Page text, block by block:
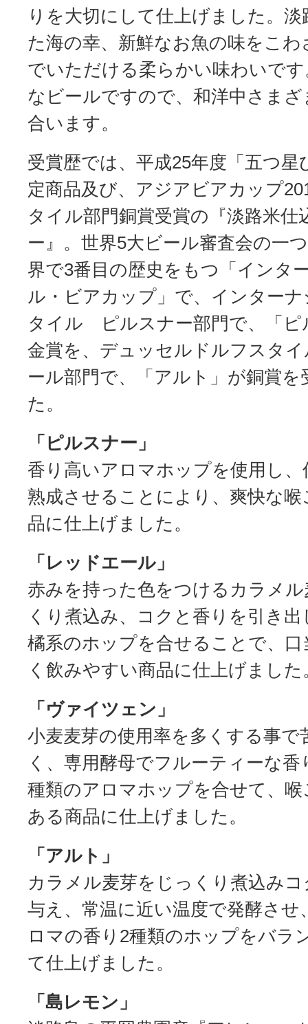
りを大切にして仕上げました。
た海の幸、新鮮なお魚の味をこわ
でいただける柔らかい味わいで
なビールですので、和洋中さま
合います。
受賞歴では、平成25年度「五つ星
定商品及び、アジアビアカップ
タイル部門銅賞受賞の『淡路米仕
ー』。世界5大ビール審査会の一
界で3番目の歴史をもつ「インタ
ル・ビアカップ」で、インター
タイル ピルスナー部門で、「ピ
金賞を、デュッセルドルフスタ
ール部門で、「アルト」が銅賞を
た。
「ピルスナー」
香り高いアロマホップを使用し、
熟成させることにより、爽快な
品に仕上げました。
「レッドエール」
赤みを持った色をつけるカラメ
くり煮込み、コクと香りを引き
橘系のホップを合せることで、
く飲みやすい商品に仕上げました
「ヴァイツェン」
小麦麦芽の使用率を多くする事で
く、専用酵母でフルーティーな香
種類のアロマホップを合せて、
ある商品に仕上げました。
「アルト」
カラメル麦芽をじっくり煮込み
与え、常温に近い温度で発酵させ
ロマの香り2種類のホップをバラ
て仕上げました。
「島レモン」